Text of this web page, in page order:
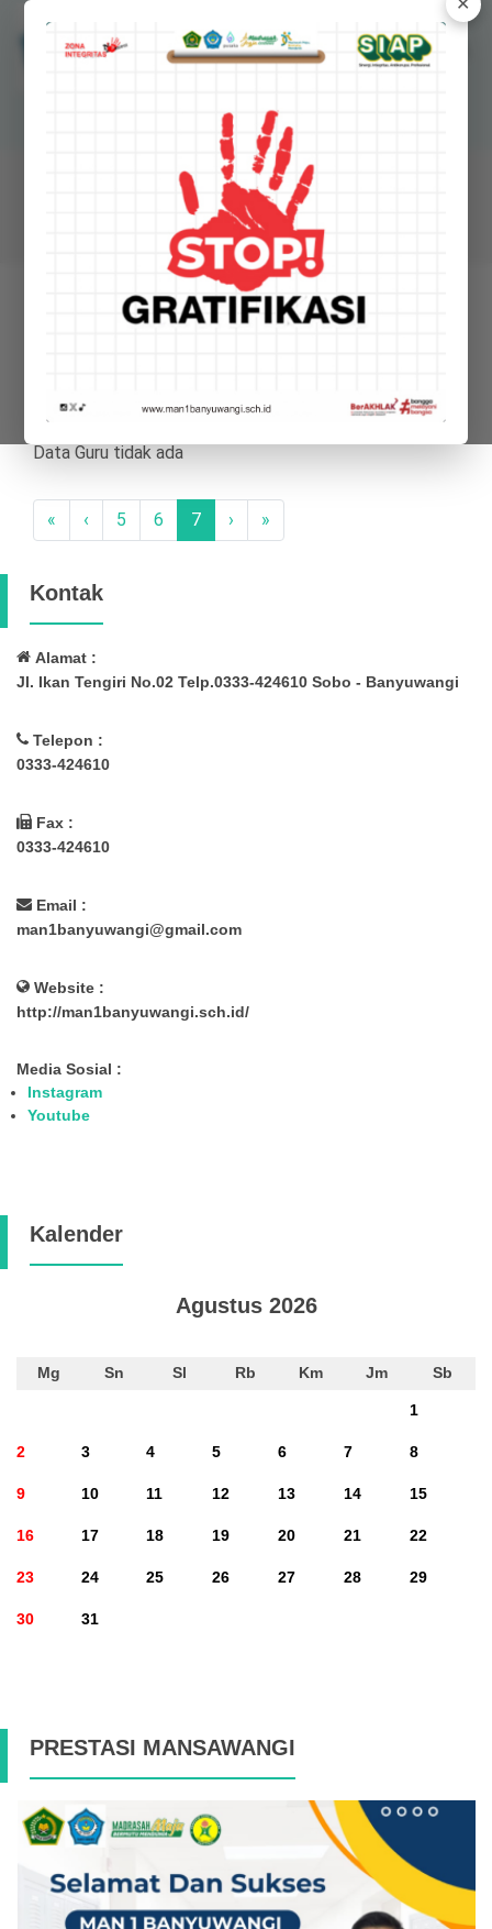
MANSAWANGI
Madrasah Aliyah Negeri 1 Banyuwangi
GURU
Data Guru tidak ada
« ‹ 5 6 7 › »
Kontak
Alamat :
Jl. Ikan Tengiri No.02 Telp.0333-424610 Sobo - Banyuwangi
Telepon :
0333-424610
Fax :
0333-424610
Email :
man1banyuwangi@gmail.com
Website :
http://man1banyuwangi.sch.id/
Media Sosial :
Instagram
Youtube
Kalender
Agustus 2026
Mg Sn Sl Rb Km Jm Sb
1
2 3 4 5 6 7 8
9 10 11 12 13 14 15
16 17 18 19 20 21 22
23 24 25 26 27 28 29
30 31
PRESTASI MANSAWANGI